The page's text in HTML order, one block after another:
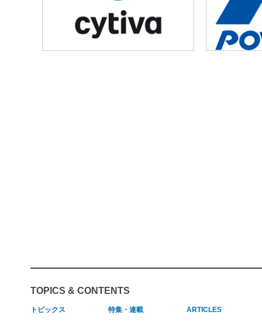
TOPICS & CONTENTS
トピックス 特集・連載 ARTICLES